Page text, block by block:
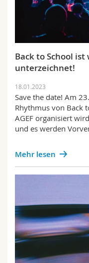
Back to School
unterzeichnet!
18.01.2023
Save the date! Am
Rhythmus von Back
AGEF organisiert
und es werden
Mehr lesen